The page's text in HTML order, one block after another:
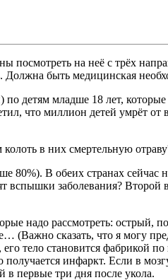
на неё с трёх
Должна быть медицинская
детям младше 18 лет,
что миллион детей умрёт
в них смертельную
В обеих странах сейчас
заболевания? Второй
надо рассмотреть:
сказать, что я могу
тело становится фабрикой
инфаркт. Если в
в первые три дня после укола.